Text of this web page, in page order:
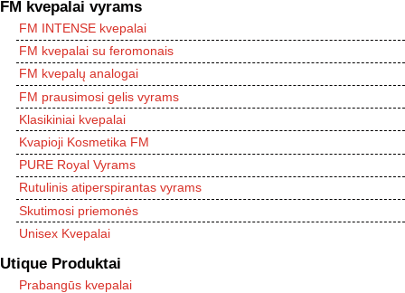
FM kvepalai vyrams
FM INTENSE kvepalai
FM kvepalai su feromonais
FM kvepalų analogai
FM prausimosi gelis vyrams
Klasikiniai kvepalai
Kvapioji Kosmetika FM
PURE Royal Vyrams
Rutulinis atiperspirantas vyrams
Skutimosi priemonės
Unisex Kvepalai
Utique Produktai
Prabangūs kvepalai